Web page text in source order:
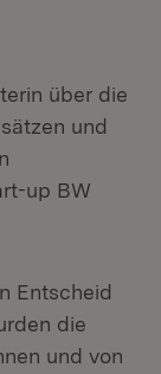
über die
und
up BW
Entscheid
die
und von